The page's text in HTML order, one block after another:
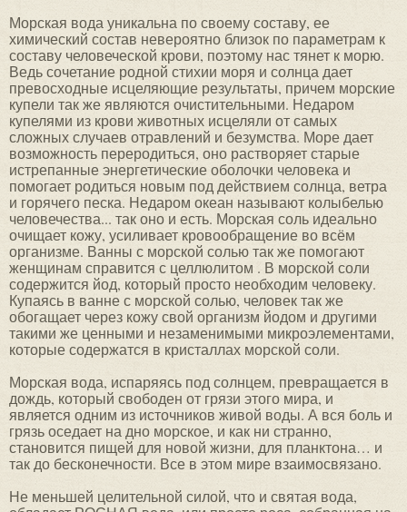
Морская вода уникальна по своему составу, ее
химический состав невероятно близок по параметрам к
составу человеческой крови, поэтому нас тянет к морю.
Ведь сочетание родной стихии моря и солнца дает
превосходные исцеляющие результаты, причем морские
купели так же являются очистительными. Недаром
купелями из крови животных исцеляли от самых
сложных случаев отравлений и безумства. Море дает
возможность переродиться, оно растворяет старые
истрепанные энергетические оболочки человека и
помогает родиться новым под действием солнца, ветра
и горячего песка. Недаром океан называют колыбелью
человечества... так оно и есть. Морская соль идеально
очищает кожу, усиливает кровообращение во всём
организме. Ванны с морской солью так же помогают
женщинам справится с целлюлитом . В морской соли
содержится йод, который просто необходим человеку.
Купаясь в ванне с морской солью, человек так же
обогащает через кожу свой организм йодом и другими
такими же ценными и незаменимыми микроэлементами,
которые содержатся в кристаллах морской соли.
Морская вода, испаряясь под солнцем, превращается в
дождь, который свободен от грязи этого мира, и
является одним из источников живой воды. А вся боль и
грязь оседает на дно морское, и как ни странно,
становится пищей для новой жизни, для планктона… и
так до бесконечности. Все в этом мире взаимосвязано.
Не меньшей целительной силой, что и святая вода,